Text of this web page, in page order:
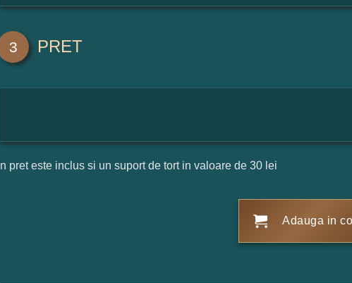
3 PRET
In pret este inclus si un suport de tort in valoare de 30 lei
Adauga in